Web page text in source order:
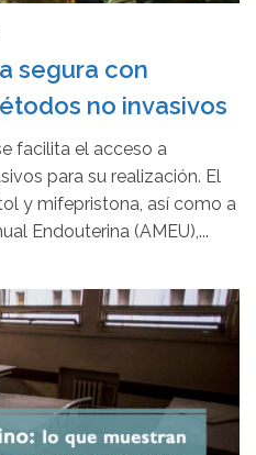
segura con
no invasivos
facilita el acceso a
para su realización. El
y mifepristona, así como a
Endouterina (AMEU),...